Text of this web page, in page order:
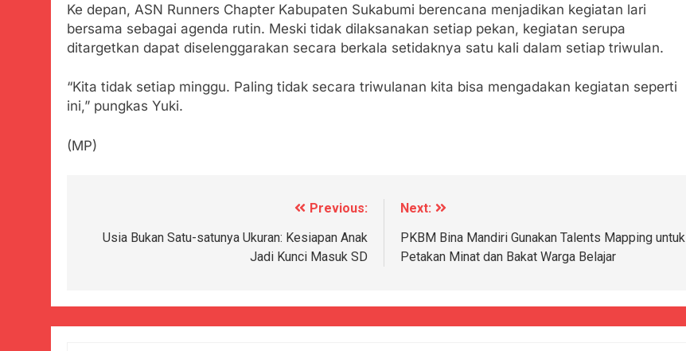
Ke depan, ASN Runners Chapter Kabupaten Sukabumi berencana menjadikan kegiatan lari
bersama sebagai agenda rutin. Meski tidak dilaksanakan setiap pekan, kegiatan serupa
ditargetkan dapat diselenggarakan secara berkala setidaknya satu kali dalam setiap triwulan.
“Kita tidak setiap minggu. Paling tidak secara triwulanan kita bisa mengadakan kegiatan seperti
ini,” pungkas Yuki.
(MP)
pos
Previous:
Usia Bukan Satu-satunya Ukuran: Kesiapan Anak
Jadi Kunci Masuk SD
Next:
PKBM Bina Mandiri Gunakan Talents Mapping untuk
Petakan Minat dan Bakat Warga Belajar